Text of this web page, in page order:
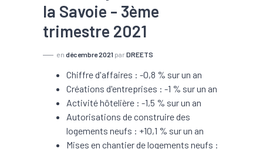
la Savoie - 3ème
trimestre 2021
en décembre 2021 par DREETS
Chiffre d'affaires : -0,8 % sur un an
Créations d'entreprises : -1 % sur un an
Activité hôtelière : -1,5 % sur un an
Autorisations de construire des
logements neufs : +10,1 % sur un an
Mises en chantier de logements neufs :